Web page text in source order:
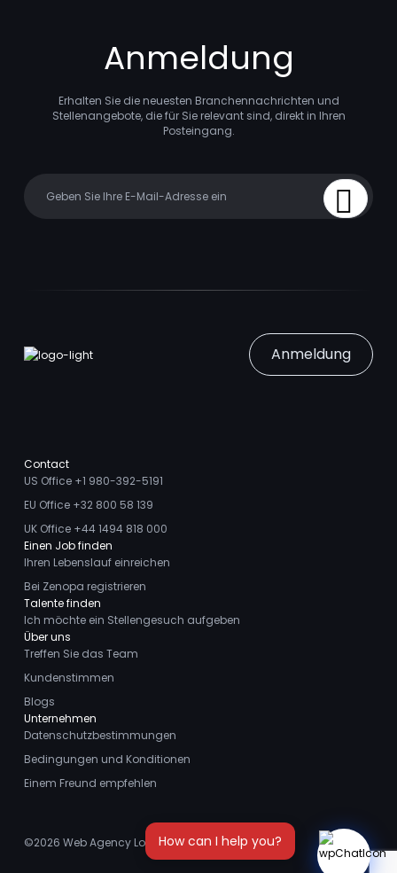
Anmeldung
Erhalten Sie die neuesten Branchennachrichten und
Stellenangebote, die für Sie relevant sind, direkt in Ihren
Posteingang.
Sign Up
Anmeldung
Contact
US Office +1 980-392-5191
EU Office +32 800 58 139
UK Office +44 1494 818 000
Einen Job finden
Ihren Lebenslauf einreichen
Bei Zenopa registrieren
Talente finden
Ich möchte ein Stellengesuch aufgeben
Über uns
Treffen Sie das Team
Kundenstimmen
Blogs
Unternehmen
Datenschutzbestimmungen
Bedingungen und Konditionen
Einem Freund empfehlen
©2026 Web Agency London